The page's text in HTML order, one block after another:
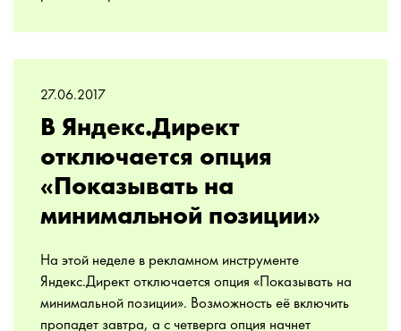
27.06.2017
В Яндекс.Директ
отключается опция
«Показывать на
минимальной позиции»
На этой неделе в рекламном инструменте
Яндекс.Директ отключается опция «Показывать на
минимальной позиции». Возможность её включить
пропадет завтра, а с четверга опция начнет